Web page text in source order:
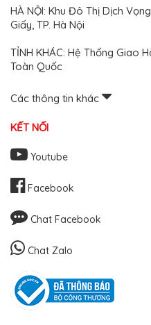
HÀ NỘI: Khu Đô Thị Dịch
Giấy, TP. Hà Nội
TỈNH KHÁC: Hệ Thống Giao
Toàn Quốc
Các thông tin khác
KẾT NỐI
Youtube
Facebook
Chat Facebook
Chat Zalo